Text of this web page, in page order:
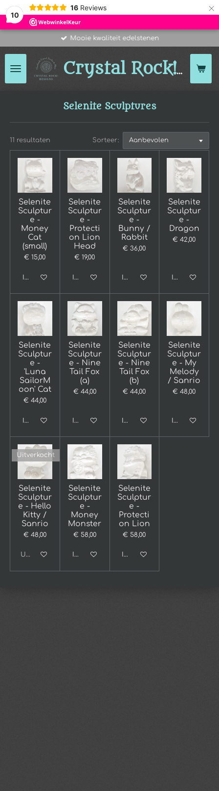
10
16 Reviews ×
Crystal Rock!
Mooie kwaliteit edelstenen
Selenite Sculptures
11 resultaten Sorteer:
Selenite
Sculptur
e -
Money
Cat
(small)
€ 15,00
In winkelwagen
Selenite
Sculptur
e -
Protecti
on Lion
Head
€ 19,00
In winkelwagen
Selenite
Sculptur
e -
Bunny /
Rabbit
€ 36,00
In winkelwagen
Selenite
Sculptur
e -
Dragon
€ 42,00
In
Selenite
Sculptur
e -
'Luna
SailorM
oon' Cat
€ 44,00
In winkelwagen
Selenite
Sculptur
e - Nine
Tail Fox
(a)
€ 44,00
In winkelwagen
Selenite
Sculptur
e - Nine
Tail Fox
(b)
€ 44,00
In winkelwagen
Selenite
Sculptur
e - My
Melody
/ Sanrio
€ 48,00
In
Uitverkocht
Selenite
Sculptur
e - Hello
Kitty /
Sanrio
€ 48,00
Uitverkocht
Selenite
Sculptur
e -
Money
Monster
€ 58,00
In winkelwagen
Selenite
Sculptur
e -
Protecti
on Lion
€ 58,00
In winkelwagen